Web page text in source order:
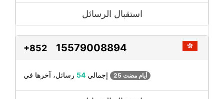
استقبال الرسائل
+852 15579008894
إجمالي 54 25 أيام مضت